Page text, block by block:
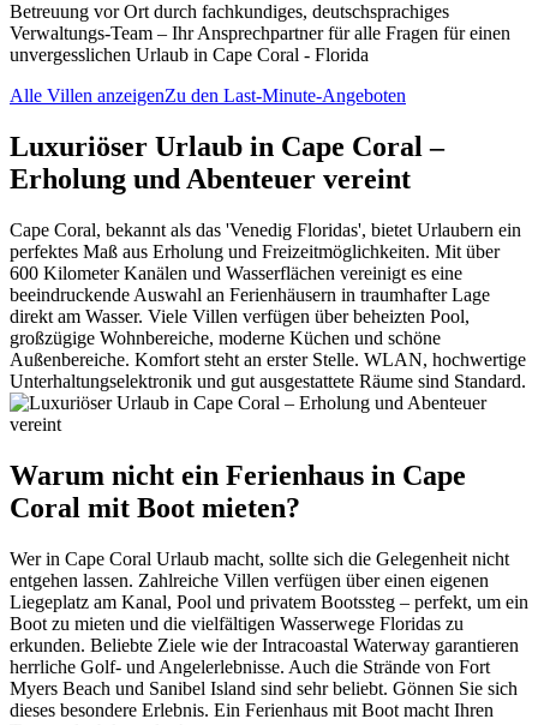
Betreuung vor Ort durch fachkundiges, deutschsprachiges
Verwaltungs-Team – Ihr Ansprechpartner für alle Fragen für einen
unvergesslichen Urlaub in Cape Coral - Florida
Alle Villen anzeigenZu den Last-Minute-Angeboten
Luxuriöser Urlaub in Cape Coral –
Erholung und Abenteuer vereint
Cape Coral, bekannt als das 'Venedig Floridas', bietet Urlaubern ein
perfektes Maß aus Erholung und Freizeitmöglichkeiten. Mit über
600 Kilometer Kanälen und Wasserflächen vereinigt es eine
beeindruckende Auswahl an Ferienhäusern in traumhafter Lage
direkt am Wasser. Viele Villen verfügen über beheizten Pool,
großzügige Wohnbereiche, moderne Küchen und schöne
Außenbereiche. Komfort steht an erster Stelle. WLAN, hochwertige
Unterhaltungselektronik und gut ausgestattete Räume sind Standard.
Warum nicht ein Ferienhaus in Cape
Coral mit Boot mieten?
Wer in Cape Coral Urlaub macht, sollte sich die Gelegenheit nicht
entgehen lassen. Zahlreiche Villen verfügen über einen eigenen
Liegeplatz am Kanal, Pool und privatem Bootssteg – perfekt, um ein
Boot zu mieten und die vielfältigen Wasserwege Floridas zu
erkunden. Beliebte Ziele wie der Intracoastal Waterway garantieren
herrliche Golf- und Angelerlebnisse. Auch die Strände von Fort
Myers Beach und Sanibel Island sind sehr beliebt. Gönnen Sie sich
dieses besondere Erlebnis. Ein Ferienhaus mit Boot macht Ihren